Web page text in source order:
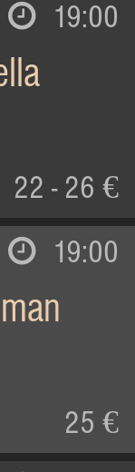
19:00
22 - 26 €
19:00
25 €